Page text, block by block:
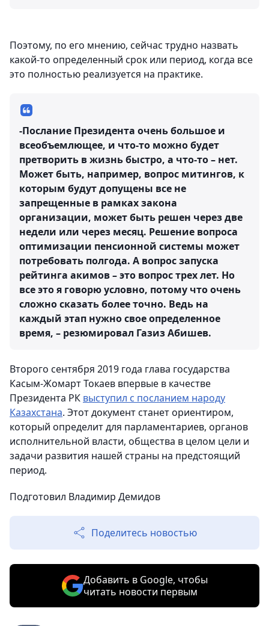
Поэтому, по его мнению, сейчас трудно назвать
какой-то определенный срок или период, когда все
это полностью реализуется на практике.
-Послание Президента очень большое и
всеобъемлющее, и что-то можно будет
претворить в жизнь быстро, а что-то – нет.
Может быть, например, вопрос митингов, к
которым будут допущены все не
запрещенные в рамках закона
организации, может быть решен через две
недели или через месяц. Решение вопроса
оптимизации пенсионной системы может
потребовать полгода. А вопрос запуска
рейтинга акимов – это вопрос трех лет. Но
все это я говорю условно, потому что очень
сложно сказать более точно. Ведь на
каждый этап нужно свое определенное
время, – резюмировал Газиз Абишев.
Второго сентября 2019 года глава государства
Касым-Жомарт Токаев впервые в качестве
Президента РК выступил с посланием народу
Казахстана. Этот документ станет ориентиром,
который определит для парламентариев, органов
исполнительной власти, общества в целом цели и
задачи развития нашей страны на предстоящий
период.
Подготовил Владимир Демидов
Поделитесь новостью
Добавить в Google, чтобы
читать новости первым